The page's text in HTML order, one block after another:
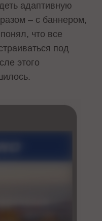
адаптивную
– с баннером,
что все
под
этого